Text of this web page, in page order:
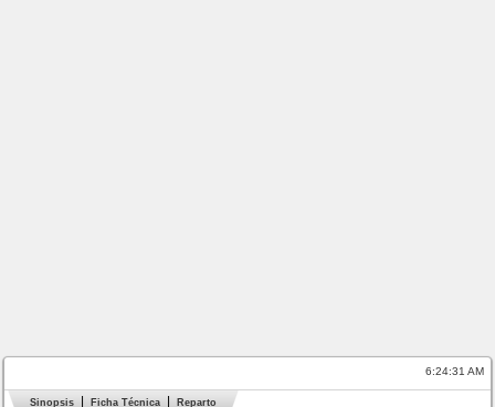
6:24:31 AM
Sinopsis Ficha Técnica Reparto